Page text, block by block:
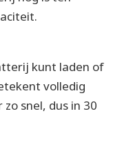
kunt laden of
volledig
zo snel, dus in 30